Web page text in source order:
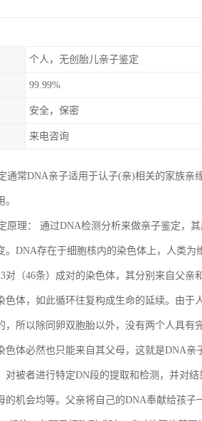
个人，无创胎儿亲子鉴定
99.99%
安全，保密
来电咨询
通常DNA亲子适用于认子(亲)相关的家族亲
原理： 通过DNA检测分析来做亲子鉴定，
。DNA存在于细胞核内的染色体上，人类
对（46条）成对的染色体，其分别来自父
色体，如此循环往复构成生命的延续。由于
，所以除同卵双胞胎以外，没有两个人具
色体必然也只能来自其父母，这就是DNA
对被者进行特定DN段的提取和检测，并对
的机会均等。父亲将自己的DNA奉献给孩